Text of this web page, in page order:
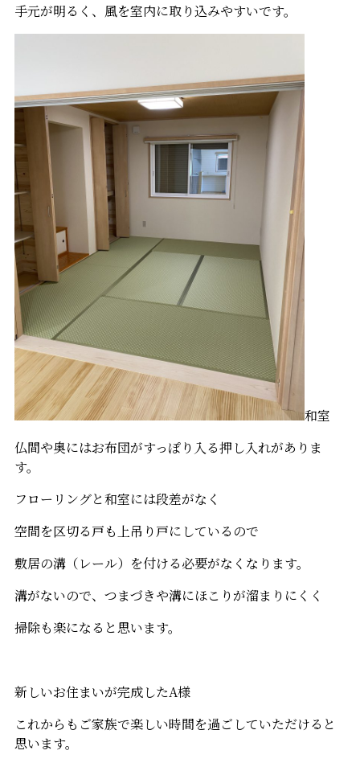
手元が明るく、風を室内に取り込みやすいです。
和室
仏間や奥にはお布団がすっぽり入る押し入れがありま
す。
フローリングと和室には段差がなく
空間を区切る戸も上吊り戸にしているので
敷居の溝（レール）を付ける必要がなくなります。
溝がないので、つまづきや溝にほこりが溜まりにくく
掃除も楽になると思います。
新しいお住まいが完成したA様
これからもご家族で楽しい時間を過ごしていただけると
思います。